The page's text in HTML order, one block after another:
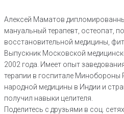
Алексей Маматов
мануальный терапевт, остеопат,
восстановительной медицины,
Выпускник Московской
2002 года. Имеет опыт
терапии в госпитале Минобороны
народной медицины в Индии и
получил навыки целителя.
Поделитесь с друзьями в соц.